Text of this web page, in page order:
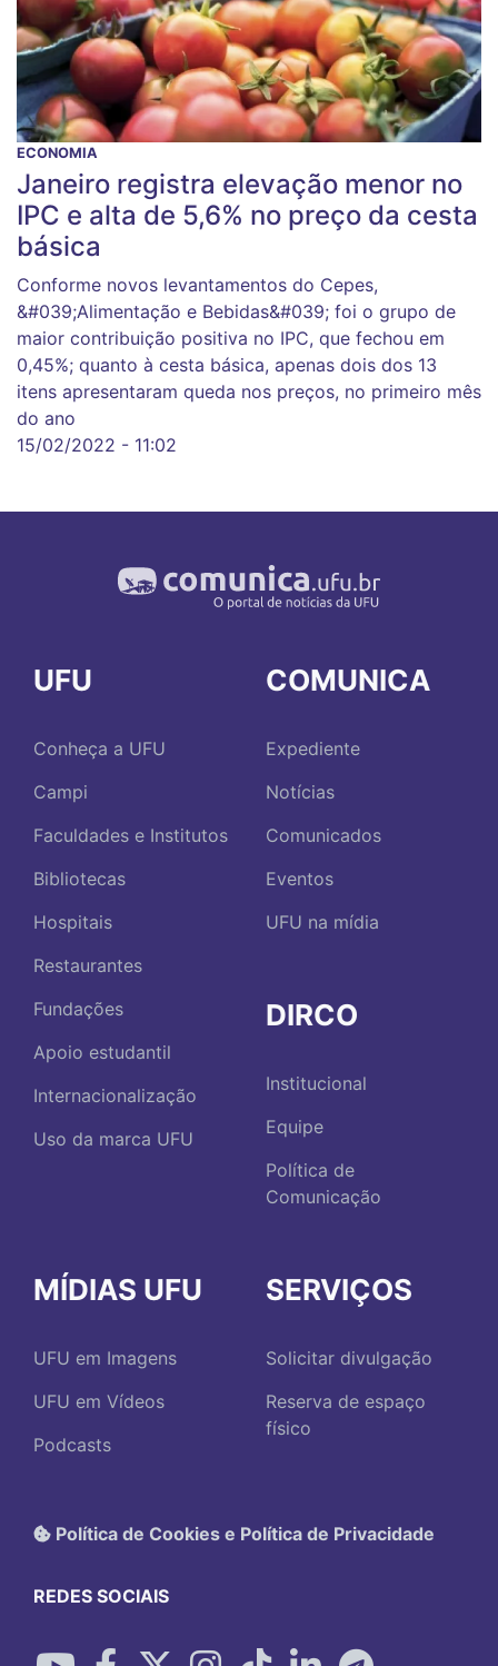
ECONOMIA
Janeiro registra elevação menor no
IPC e alta de 5,6% no preço da cesta
básica
Conforme novos levantamentos do Cepes,
&#039;Alimentação e Bebidas&#039; foi o grupo de
maior contribuição positiva no IPC, que fechou em
0,45%; quanto à cesta básica, apenas dois dos 13
itens apresentaram queda nos preços, no primeiro mês
do ano
15/02/2022 - 11:02
UFU
Conheça a UFU
Campi
Faculdades e Institutos
Bibliotecas
Hospitais
Restaurantes
Fundações
Apoio estudantil
Internacionalização
Uso da marca UFU
COMUNICA
Expediente
Notícias
Comunicados
Eventos
UFU na mídia
DIRCO
Institucional
Equipe
Política de
Comunicação
MÍDIAS UFU
UFU em Imagens
UFU em Vídeos
Podcasts
SERVIÇOS
Solicitar divulgação
Reserva de espaço
físico
Política de Cookies e Política de Privacidade
REDES SOCIAIS